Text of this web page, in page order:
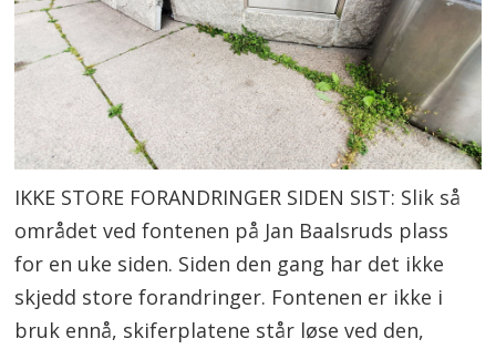
IKKE STORE FORANDRINGER SIDEN SIST: Slik så
området ved fontenen på Jan Baalsruds plass
for en uke siden. Siden den gang har det ikke
skjedd store forandringer. Fontenen er ikke i
bruk ennå, skiferplatene står løse ved den,